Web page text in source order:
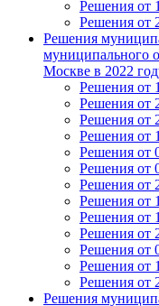
Решения от
Решения от
Решения
муниципального
Москве в 2022
Решения от
Решения от
Решения от
Решения от
Решения от
Решения от
Решения от
Решения от
Решения от
Решения от
Решения от
Решения от
Решения от
Решения